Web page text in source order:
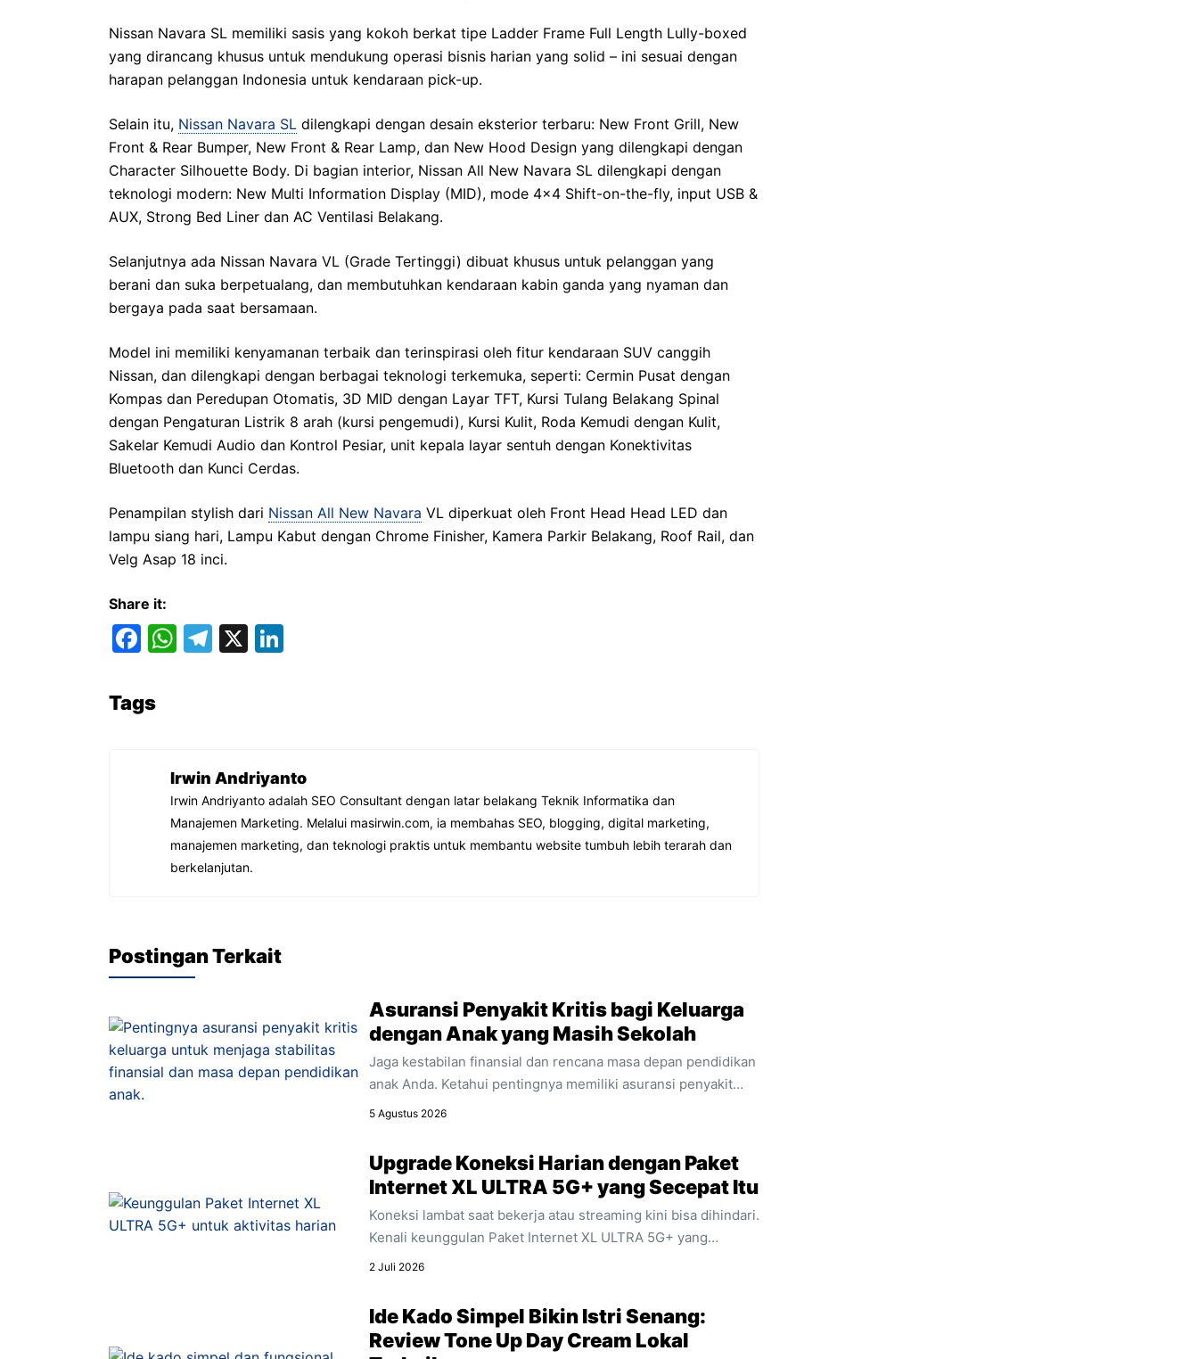
Nissan Navara SL memiliki sasis yang kokoh berkat tipe Ladder Frame Full Length Lully-boxed
yang dirancang khusus untuk mendukung operasi bisnis harian yang solid – ini sesuai dengan
harapan pelanggan Indonesia untuk kendaraan pick-up.
Selain itu, Nissan Navara SL dilengkapi dengan desain eksterior terbaru: New Front Grill, New
Front & Rear Bumper, New Front & Rear Lamp, dan New Hood Design yang dilengkapi dengan
Character Silhouette Body. Di bagian interior, Nissan All New Navara SL dilengkapi dengan
teknologi modern: New Multi Information Display (MID), mode 4×4 Shift-on-the-fly, input USB &
AUX, Strong Bed Liner dan AC Ventilasi Belakang.
Selanjutnya ada Nissan Navara VL (Grade Tertinggi) dibuat khusus untuk pelanggan yang
berani dan suka berpetualang, dan membutuhkan kendaraan kabin ganda yang nyaman dan
bergaya pada saat bersamaan.
Model ini memiliki kenyamanan terbaik dan terinspirasi oleh fitur kendaraan SUV canggih
Nissan, dan dilengkapi dengan berbagai teknologi terkemuka, seperti: Cermin Pusat dengan
Kompas dan Peredupan Otomatis, 3D MID dengan Layar TFT, Kursi Tulang Belakang Spinal
dengan Pengaturan Listrik 8 arah (kursi pengemudi), Kursi Kulit, Roda Kemudi dengan Kulit,
Sakelar Kemudi Audio dan Kontrol Pesiar, unit kepala layar sentuh dengan Konektivitas
Bluetooth dan Kunci Cerdas.
Penampilan stylish dari Nissan All New Navara VL diperkuat oleh Front Head Head LED dan
lampu siang hari, Lampu Kabut dengan Chrome Finisher, Kamera Parkir Belakang, Roof Rail, dan
Velg Asap 18 inci.
Share it:
F
c
e
W
p
p
T
m
X
n
Tags
Irwin Andriyanto
Irwin Andriyanto adalah SEO Consultant dengan latar belakang Teknik Informatika dan
Manajemen Marketing. Melalui masirwin.com, ia membahas SEO, blogging, digital marketing,
manajemen marketing, dan teknologi praktis untuk membantu website tumbuh lebih terarah dan
berkelanjutan.
Postingan Terkait
Asuransi Penyakit Kritis bagi Keluarga
dengan Anak yang Masih Sekolah
Jaga kestabilan finansial dan rencana masa depan pendidikan
anak Anda. Ketahui pentingnya memiliki asuransi penyakit
kritis sebagai bagian integral dari perencanaan keuangan
5 Agustus 2026
Upgrade Koneksi Harian dengan Paket
Internet XL ULTRA 5G+ yang Secepat Itu
Koneksi lambat saat bekerja atau streaming kini bisa dihindari.
Kenali keunggulan Paket Internet XL ULTRA 5G+ yang
menawarkan kecepatan ultra dan stabilitas untuk segala
2 Juli 2026
Ide Kado Simpel Bikin Istri Senang:
Review Tone Up Day Cream Lokal